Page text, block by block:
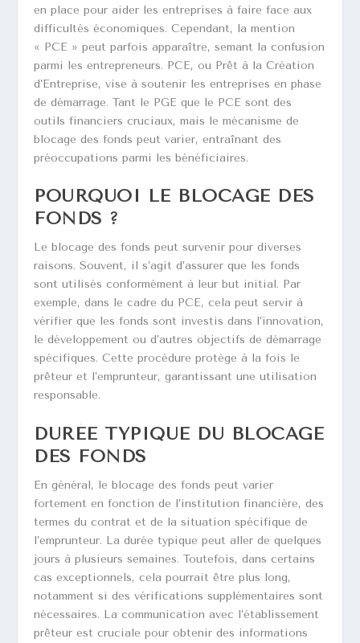
en place pour aider les entreprises à faire face aux
difficultés économiques. Cependant, la mention
« PCE » peut parfois apparaître, semant la confusion
parmi les entrepreneurs. PCE, ou Prêt à la Création
d’Entreprise, vise à soutenir les entreprises en phase
de démarrage. Tant le PGE que le PCE sont des
outils financiers cruciaux, mais le mécanisme de
blocage des fonds peut varier, entraînant des
préoccupations parmi les bénéficiaires.
POURQUOI LE BLOCAGE DES
FONDS ?
Le blocage des fonds peut survenir pour diverses
raisons. Souvent, il s’agit d’assurer que les fonds
sont utilisés conformément à leur but initial. Par
exemple, dans le cadre du PCE, cela peut servir à
vérifier que les fonds sont investis dans l’innovation,
le développement ou d’autres objectifs de démarrage
spécifiques. Cette procédure protège à la fois le
prêteur et l’emprunteur, garantissant une utilisation
responsable.
DURÉE TYPIQUE DU BLOCAGE
DES FONDS
En général, le blocage des fonds peut varier
fortement en fonction de l’institution financière, des
termes du contrat et de la situation spécifique de
l’emprunteur. La durée typique peut aller de quelques
jours à plusieurs semaines. Toutefois, dans certains
cas exceptionnels, cela pourrait être plus long,
notamment si des vérifications supplémentaires sont
nécessaires. La communication avec l’établissement
prêteur est cruciale pour obtenir des informations